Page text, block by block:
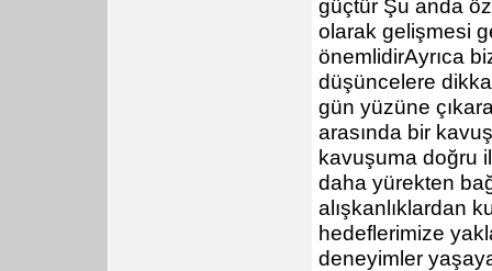
güçtür Şu anda
olarak gelişmesi
önemlidirAyrıca
düşüncelere
gün yüzüne
arasında bir
kavuşuma doğru
daha yürekten
alışkanlıklardan
hedeflerimize
deneyimler